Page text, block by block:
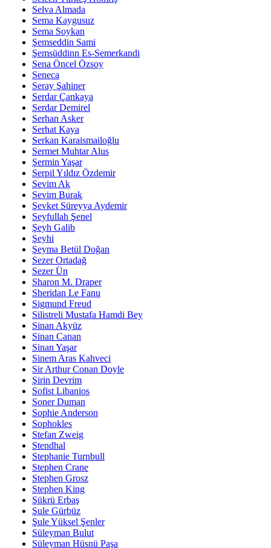
Selva Almada
Sema Kaygusuz
Sema Soykan
Şemseddin Sami
Şemsüddinn Es-Semerkandi
Sena Öncel Özsoy
Seneca
Seray Şahiner
Serdar Çankaya
Serdar Demirel
Serhan Asker
Serhat Kaya
Serkan Karaismailoğlu
Sermet Muhtar Alus
Şermin Yaşar
Serpil Yıldız Özdemir
Sevim Ak
Sevim Burak
Şevket Süreyya Aydemir
Seyfullah Şenel
Şeyh Galib
Şeyhi
Şeyma Betül Doğan
Sezer Ortadağ
Sezer Ün
Sharon M. Draper
Sheridan Le Fanu
Sigmund Freud
Silistreli Mustafa Hamdi Bey
Sinan Akyüz
Sinan Canan
Sinan Yaşar
Sinem Aras Kahveci
Sir Arthur Conan Doyle
Şirin Devrim
Sofist Libanios
Soner Duman
Sophie Anderson
Sophokles
Stefan Zweig
Stendhal
Stephanie Turnbull
Stephen Crane
Stephen Grosz
Stephen King
Şükrü Erbaş
Şule Gürbüz
Şule Yüksel Şenler
Süleyman Bulut
Süleyman Hüsnü Paşa